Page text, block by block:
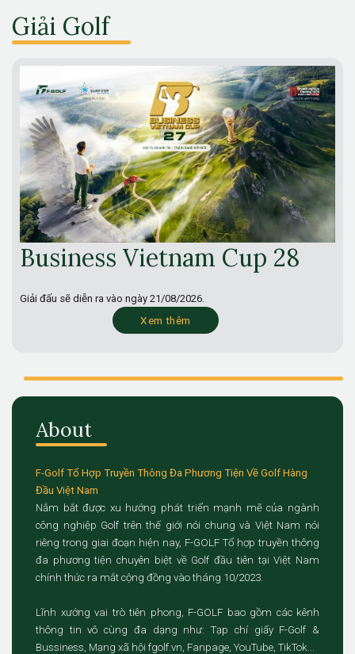
Giải Golf
Business Vietnam Cup 28
Giải đấu sẽ diễn ra vào ngày 21/08/2026.
Xem thêm
About
F-Golf Tổ Hợp Truyền Thông Đa Phương Tiện Về Golf Hàng
Đầu Việt Nam
Nắm bắt được xu hướng phát triển mạnh mẽ của ngành
công nghiệp Golf trên thế giới nói chung và Việt Nam nói
riêng trong giai đoạn hiện nay, F-GOLF Tổ hợp truyền thông
đa phương tiện chuyên biệt về Golf đầu tiên tại Việt Nam
chính thức ra mắt cộng đồng vào tháng 10/2023.
Lĩnh xướng vai trò tiên phong, F-GOLF bao gồm các kênh
thông tin vô cùng đa dạng như: Tạp chí giấy F-Golf &
Bussiness, Mạng xã hội fgolf.vn, Fanpage, YouTube, TikTok...